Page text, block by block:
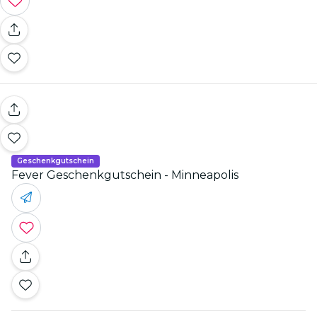
Geschenkgutschein
Fever Geschenkgutschein - Minneapolis